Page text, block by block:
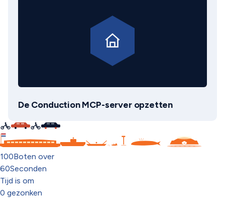
De Conduction MCP-server opzetten
C
100Boten over
60Seconden
Tijd is om
0 gezonken